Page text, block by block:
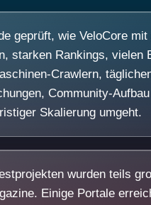
geprüft, wie VeloCore mit
starken Rankings, vielen
Crawlern,
Community-Aufbau
Skalierung umgeht.
wurden teils
Einige Portale